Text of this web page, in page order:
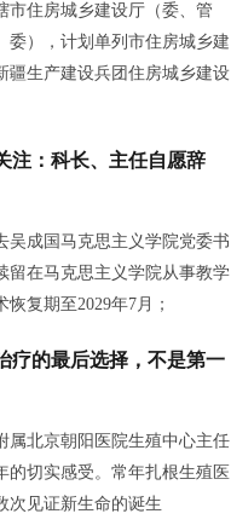
市住房城乡建设厅（委、管
委），计划单列市住房城乡建
疆生产建设兵团住房城乡建设
注：科长、主任自愿辞
吴成国马克思主义学院党委书
留在马克思主义学院从事教学
复期至2029年7月；
疗的最后选择，不是第一
属北京朝阳医院生殖中心主任
的切实感受。常年扎根生殖医
次见证新生命的诞生